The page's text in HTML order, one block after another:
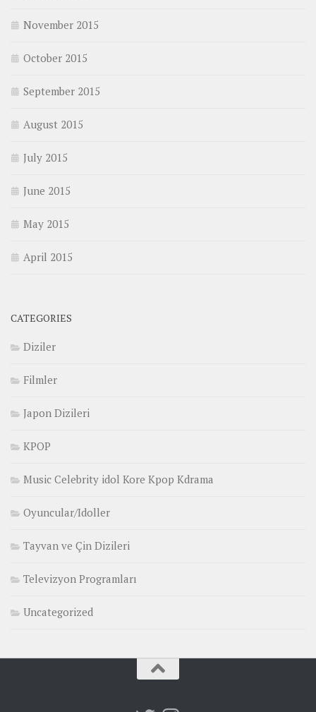
November 2015
October 2015
September 2015
August 2015
July 2015
June 2015
May 2015
April 2015
CATEGORIES
Diziler
Filmler
Japon Dizileri
KPOP
Music Celebrity idol Kore Kpop Kdrama
Oyuncular/Idoller
Tayvan ve Çin Dizileri
Televizyon Programları
Uncategorized